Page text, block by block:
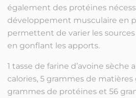
également des protéines
développement musculaire en
permettent de varier les
en gonflant les apports.
1 tasse de farine d’avoine sèche
calories, 5 grammes de matières
grammes de protéines et 56